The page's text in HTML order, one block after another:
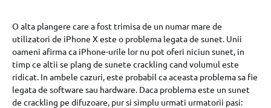
O alta plangere care a fost trimisa de un numar mare de
utilizatori de iPhone X este o problema legata de sunet. Unii
oameni afirma ca iPhone-urile lor nu pot oferi niciun sunet, in
timp ce altii se plang de sunete crackling cand volumul este
ridicat. In ambele cazuri, este probabil ca aceasta problema sa fie
legata de software sau hardware. Daca problema este un sunet
de crackling pe difuzoare, pur si simplu urmati urmatorii pasi: